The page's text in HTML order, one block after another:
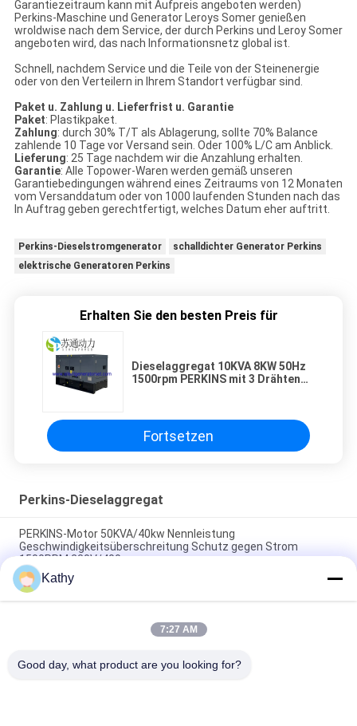
Garantiezeitraum kann mit Aufpreis angeboten werden)
Perkins-Maschine und Generator Leroys Somer genießen
wroldwise nach dem Service, der durch Perkins und Leroy Somer
angeboten wird, das nach Informationsnetz global ist.
Schnell, nachdem Service und die Teile von der Steinenergie
oder von den Verteilern in Ihrem Standort verfügbar sind.
Paket u. Zahlung u. Lieferfrist u. Garantie
Paket: Plastikpaket.
Zahlung: durch 30% T/T als Ablagerung, sollte 70% Balance
zahlende 10 Tage vor Versand sein. Oder 100% L/C am Anblick.
Lieferung: 25 Tage nachdem wir die Anzahlung erhalten.
Garantie: Alle Topower-Waren werden gemäß unseren
Garantiebedingungen während eines Zeitraums von 12 Monaten
vom Versanddatum oder von 1000 laufenden Stunden nach das
In Auftrag geben gerechtfertigt, welches Datum eher auftritt.
Perkins-Dieselstromgenerator
schalldichter Generator Perkins
elektrische Generatoren Perkins
Erhalten Sie den besten Preis für
Dieselaggregat 10KVA 8KW 50Hz
1500rpm PERKINS mit 3 Drähten
Fortsetzen
Perkins-Dieselaggregat
PERKINS-Motor 50KVA/40kw Nennleistung
Geschwindigkeitsüberschreitung Schutz gegen Strom
1500PRM 230V/400
Perkins-Generator 13KVA/10KW Nennleistung Leroy Somer
Umgebungstemperatur -25°C bis 50°C.
PERKINS Generator 10KVA/8KW Nennleistung Leroy Somer
Kathy
7:27 AM
Good day, what product are you looking for?